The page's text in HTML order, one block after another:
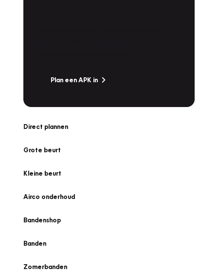
Plan een APK in
Direct plannen
Grote beurt
Kleine beurt
Airco onderhoud
Bandenshop
Banden
Zomerbanden